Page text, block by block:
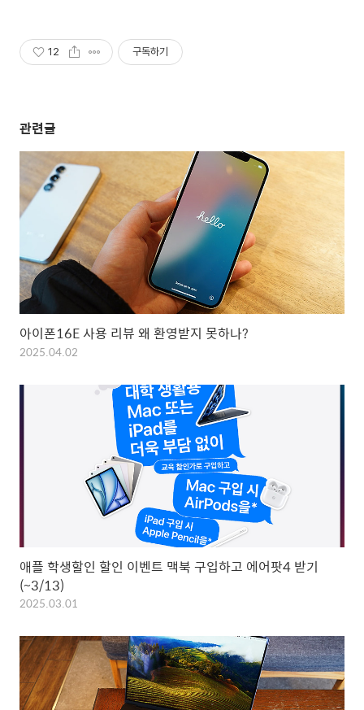
12 구독하기
관련글
아이폰16E 사용 리뷰 왜 환영받지 못하나?
2025.04.02
애플 학생할인 할인 이벤트 맥북 구입하고 에어팟4 받기
(~3/13)
2025.03.01